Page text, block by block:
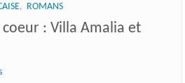
, ROMANS
: Villa Amalia et